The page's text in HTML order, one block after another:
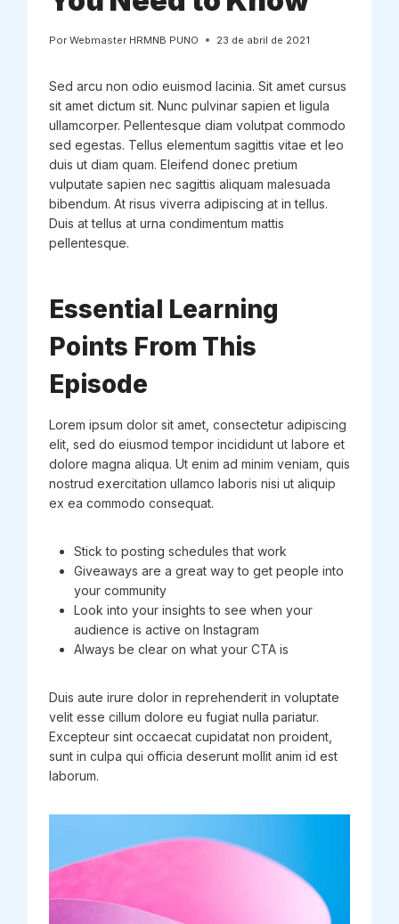
Por Webmaster HRMNB PUNO 23 de abril de 2021
Sed arcu non odio euismod lacinia. Sit amet cursus
sit amet dictum sit. Nunc pulvinar sapien et ligula
ullamcorper. Pellentesque diam volutpat commodo
sed egestas. Tellus elementum sagittis vitae et leo
duis ut diam quam. Eleifend donec pretium
vulputate sapien nec sagittis aliquam malesuada
bibendum. At risus viverra adipiscing at in tellus.
Duis at tellus at urna condimentum mattis
pellentesque.
Essential Learning
Points From This
Episode
Lorem ipsum dolor sit amet, consectetur adipiscing
elit, sed do eiusmod tempor incididunt ut labore et
dolore magna aliqua. Ut enim ad minim veniam, quis
nostrud exercitation ullamco laboris nisi ut aliquip
ex ea commodo consequat.
Stick to posting schedules that work
Giveaways are a great way to get people into
your community
Look into your insights to see when your
audience is active on Instagram
Always be clear on what your CTA is
Duis aute irure dolor in reprehenderit in voluptate
velit esse cillum dolore eu fugiat nulla pariatur.
Excepteur sint occaecat cupidatat non proident,
sunt in culpa qui officia deserunt mollit anim id est
laborum.